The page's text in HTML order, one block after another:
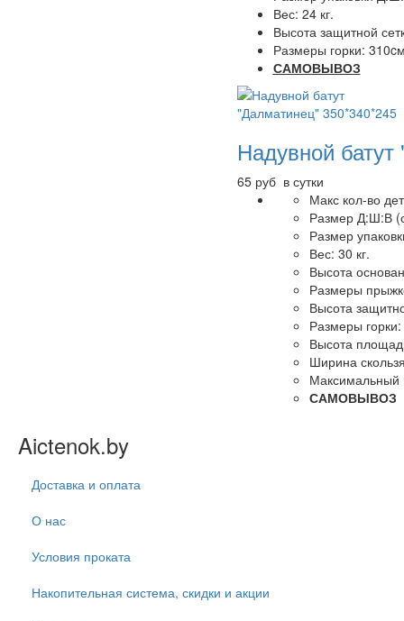
Вес: 24 кг.
Высота защитной
Размеры горки:
САМОВЫВОЗ
Надувной
65 руб в сутки
Макс кол-во
Размер Д:Ш:В
Размер
Вес: 30 кг.
Высота
Размеры
Высота
Размеры
Высота
Ширина
Максимальный
САМОВЫВОЗ
Aictenok.by
Доставка и оплата
О нас
Условия проката
Накопительная система, скидки и акции